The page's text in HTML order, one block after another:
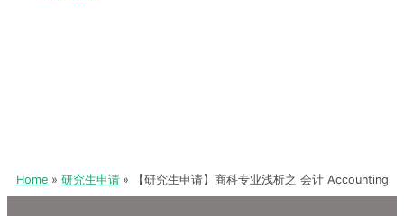
Home 研究生申请 【研究生申请】商科专业浅析之 会计 Accounting